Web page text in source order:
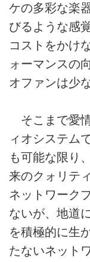
ケの多彩な楽
びるような感
コストをかけ
ォーマンスの
オファンは少
そこまで愛
ィオシステム
も可能な限り
来のクォリテ
ネットワーク
ないが、地道
を積極的に生
たないネット